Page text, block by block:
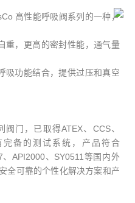
高性能呼吸阀系列的一种，
重，更高的密封性能，通气量
吸功能结合，提供过压和真空
门，已取得ATEX、CCS、
备的测试系统，产品符合
API2000、SY0511等国内外
全可靠的个性化解决方案和产